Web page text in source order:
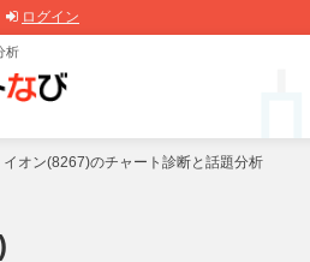
ログイン
析
イオン(8267)のチャート診断と話題分析